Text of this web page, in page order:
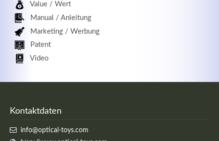
Value / Wert
Manual / Anleitung
Marketing / Werbung
Patent
Video
Kontaktdaten
info@optical-toys.com